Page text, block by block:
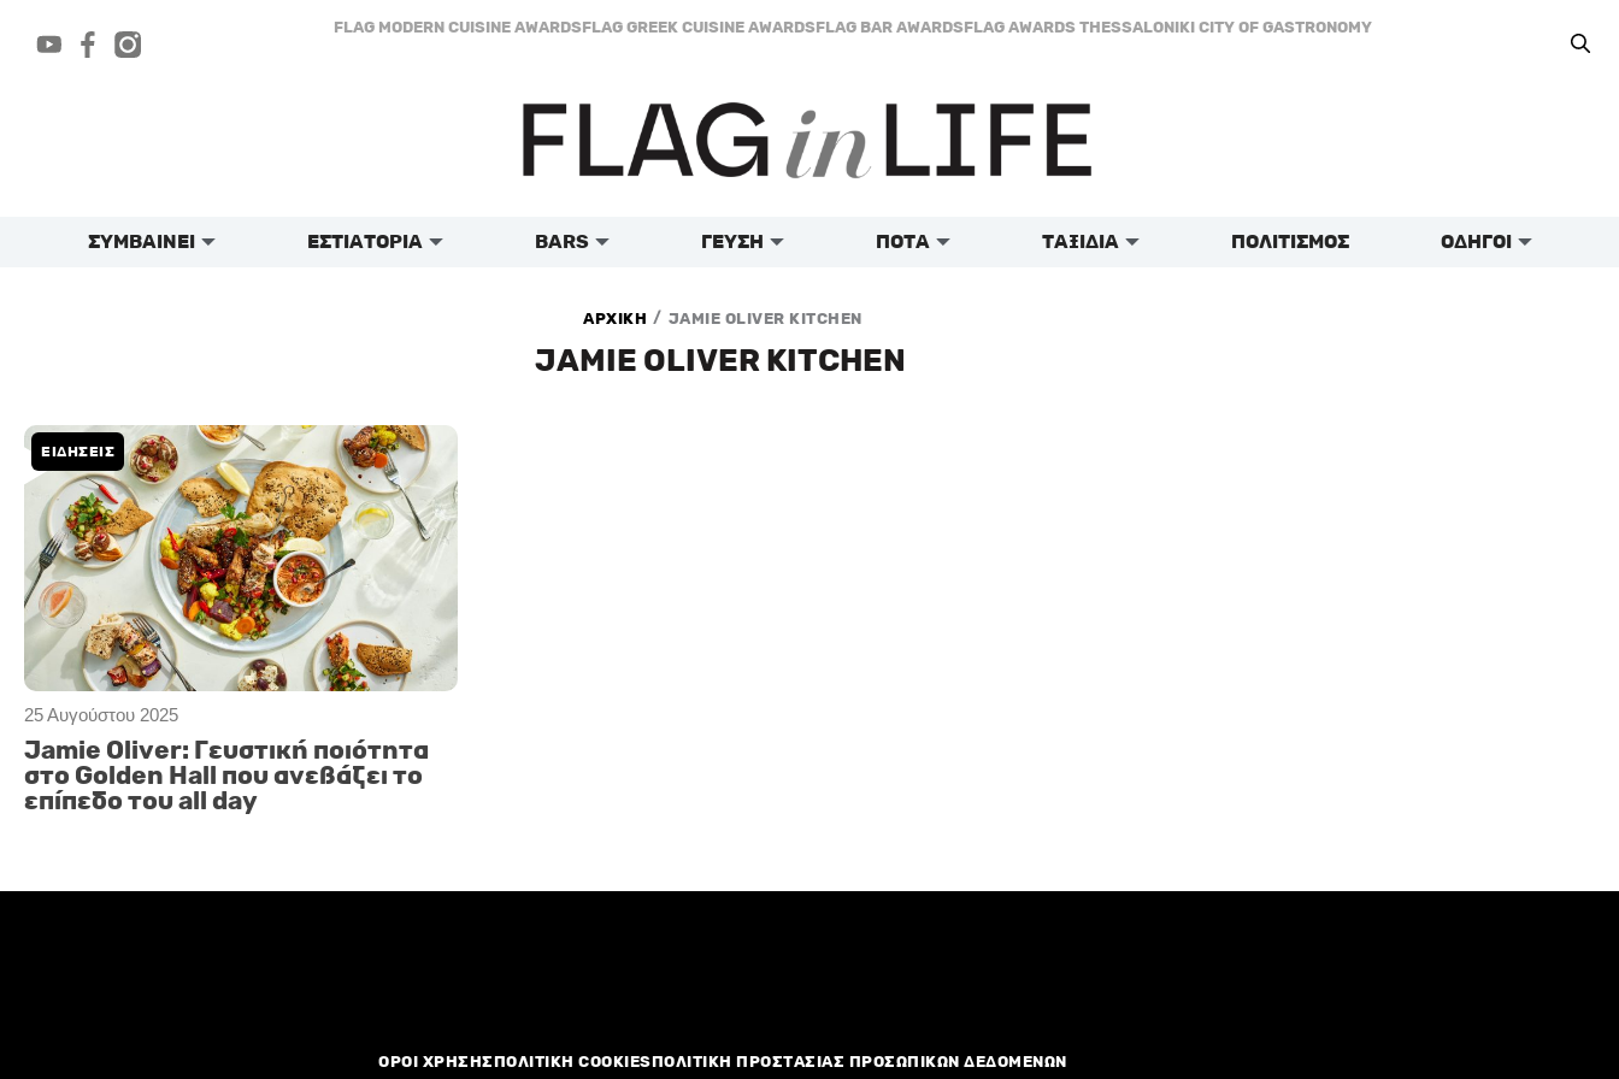
FLAG MODERN CUISINE AWARDSFLAG GREEK CUISINE AWARDSFLAG BAR AWARDSFLAG AWARDS THESSALONIKI CITY OF GASTRONOMY
ΣΥΜΒΑΙΝΕΙ ΕΣΤΙΑΤΟΡΙΑ BARS ΓΕΥΣΗ ΠΟΤΑ ΤΑΞΙΔΙΑ ΠΟΛΙΤΙΣΜΟΣ ΟΔΗΓΟΙ
ΑΡΧΙΚΗ / JAMIE OLIVER KITCHEN
JAMIE OLIVER KITCHEN
25 Αυγούστου 2025
ΕΙΔΗΣΕΙΣ
Jamie Oliver: Γευστική ποιότητα
στο Golden Hall που ανεβάζει το
επίπεδο του all day
ΟΡΟΙ ΧΡΗΣΗΣΠΟΛΙΤΙΚΗ COOKIESΠΟΛΙΤΙΚΗ ΠΡΟΣΤΑΣΙΑΣ ΠΡΟΣΩΠΙΚΩΝ ΔΕΔΟΜΕΝΩΝ